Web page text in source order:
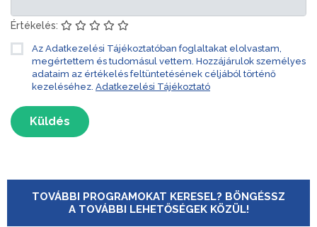
Értékelés:
Az Adatkezelési Tájékoztatóban foglaltakat elolvastam,
megértettem és tudomásul vettem. Hozzájárulok személyes
adataim az értékelés feltüntetésének céljából történő
kezeléséhez. Adatkezelési Tájékoztató
Küldés
TOVÁBBI PROGRAMOKAT KERESEL? BÖNGÉSSZ
A TOVÁBBI LEHETŐSÉGEK KÖZÜL!